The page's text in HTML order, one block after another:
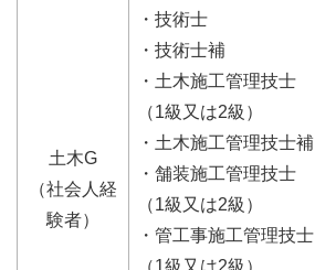
土木G
（社会人経
験者）
・技術士
・技術士補
・土木施工管理技士
（1級又は2級）
・土木施工管理技士補
・舗装施工管理技士
（1級又は2級）
・管工事施工管理技士